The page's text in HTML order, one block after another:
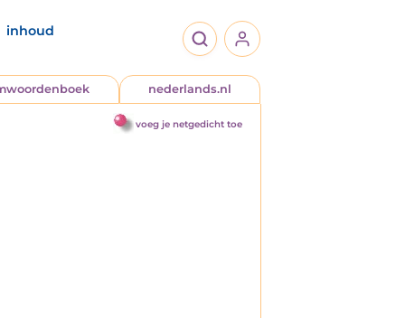
inhoud
nederlands.nl
voeg je netgedicht toe